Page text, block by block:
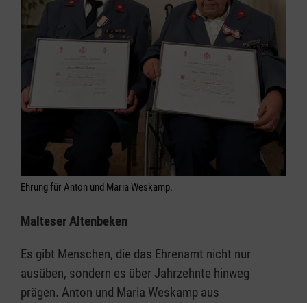
Ehrung für Anton und Maria Weskamp.
Malteser Altenbeken
Es gibt Menschen, die das Ehrenamt nicht nur
ausüben, sondern es über Jahrzehnte hinweg
prägen. Anton und Maria Weskamp aus